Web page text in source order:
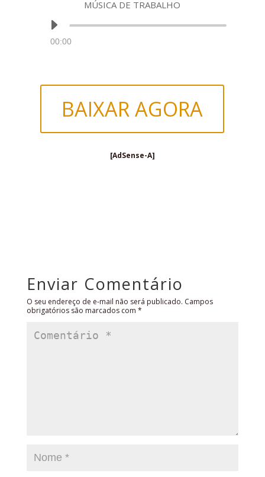
MÚSICA DE TRABALHO
Tocador
00:00
BAIXAR AGORA
[AdSense-A]
Enviar Comentário
O seu endereço de e-mail não será publicado. Campos
obrigatórios são marcados com *